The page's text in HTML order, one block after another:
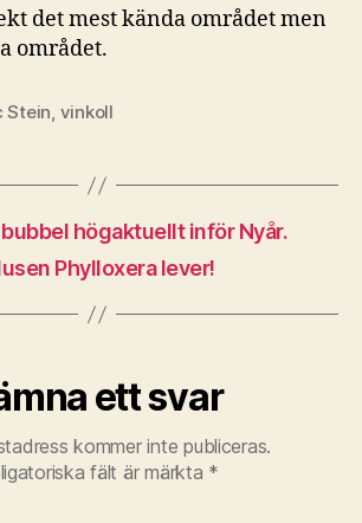
det mest kända området men
området.
Stein, vinkoll
högaktuellt inför Nyår.
Phylloxera lever!
ett svar
kommer inte publiceras.
fält är märkta *